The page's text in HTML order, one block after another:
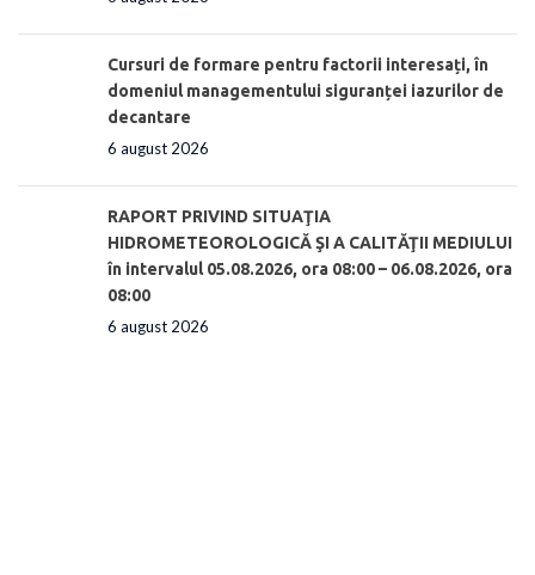
Cursuri de formare pentru factorii interesați, în
domeniul managementului siguranței iazurilor de
decantare
6 august 2026
RAPORT PRIVIND SITUAŢIA
HIDROMETEOROLOGICĂ ŞI A CALITĂŢII MEDIULUI
în intervalul 05.08.2026, ora 08:00 – 06.08.2026, ora
08:00
6 august 2026